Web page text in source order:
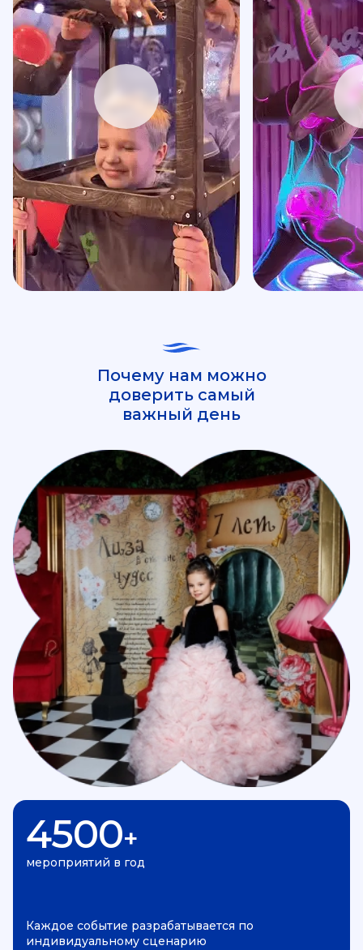
Почему нам можно
доверить самый
важный день
4500+
мероприятий в год
Каждое событие разрабатывается по
индивидуальному сценарию